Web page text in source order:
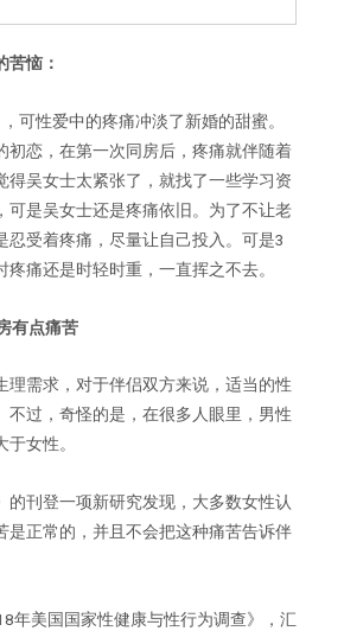
苦恼：
可性爱中的疼痛冲淡了新婚的甜蜜。
初恋，在第一次同房后，疼痛就伴随着
得吴女士太紧张了，就找了一些学习资
可是吴女士还是疼痛依旧。为了不让老
忍受着疼痛，尽量让自己投入。可是3
痛还是时轻时重，一直挥之不去。
有点痛苦
理需求，对于伴侣双方来说，适当的性
不过，奇怪的是，在很多人眼里，男性
女性。
的刊登一项新研究发现，大多数女性认
是正常的，并且不会把这种痛苦告诉伴
年美国国家性健康与性行为调查》，汇